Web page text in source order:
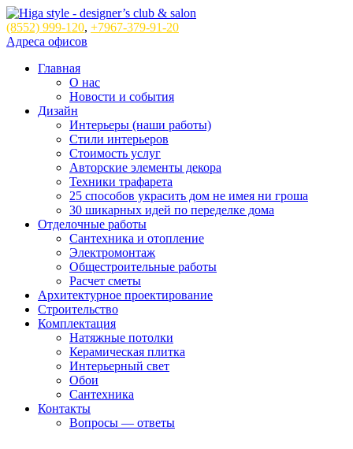
(8552) 999-120, +7967-379-91-20
Адреса офисов
Главная
О нас
Новости и события
Дизайн
Интерьеры (наши работы)
Стили интерьеров
Стоимость услуг
Авторские элементы декора
Техники трафарета
25 способов украсить дом не имея ни гроша
30 шикарных идей по переделке дома
Отделочные работы
Сантехника и отопление
Электромонтаж
Общестроительные работы
Расчет сметы
Архитектурное проектирование
Строительство
Комплектация
Натяжные потолки
Керамическая плитка
Интерьерный свет
Обои
Сантехника
Контакты
Вопросы — ответы